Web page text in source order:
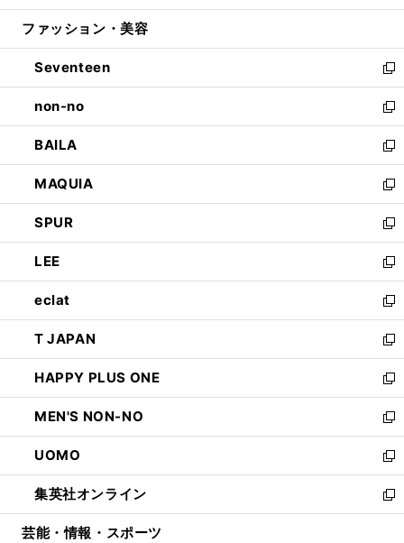
開
ウ
開
く
ン
ウ
で
開
く
ウ
ン
ド
ウ
で
開
く
ファッション・美容
Seventeen
新
し
い
ウ
ィ
ン
ド
ウ
で
開
く
non-no
新
し
い
ウ
ィ
ン
ド
ウ
で
開
く
BAILA
新
し
い
ウ
ィ
ン
ド
ウ
で
開
く
MAQUIA
新
し
い
ウ
ィ
ン
ド
ウ
で
開
く
SPUR
新
し
い
ウ
ィ
ン
ド
ウ
で
開
く
LEE
新
し
い
ウ
ィ
ン
ド
ウ
で
開
く
eclat
新
し
い
ウ
ィ
ン
ド
ウ
で
開
く
T JAPAN
新
し
い
ウ
ィ
ン
ド
ウ
で
開
HAPPY PLUS ONE
新
し
い
ウ
ィ
ン
ド
ウ
MEN'S NON-NO
新
し
い
ウ
ィ
ン
UOMO
新
し
い
ウ
集英社オンライン
新
し
芸能・情報・スポーツ